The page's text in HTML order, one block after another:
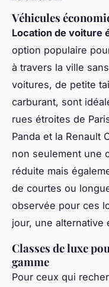
Véhicules
Location de voiture
option populaire
à travers la ville
voitures, de petite
carburant, sont
rues étroites de
Panda et la Renault
non seulement une
réduite mais
de courtes ou
observée pour ces
jour, une alternative
Classes de luxe
gamme
Pour ceux qui